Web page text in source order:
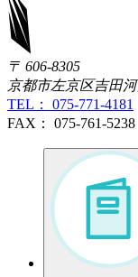
〒 606-8305
京都市左京区吉田
TEL： 075-771-4181
FAX： 075-761-5238